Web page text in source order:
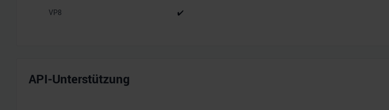
VP8 ✔️
API-Unterstützung